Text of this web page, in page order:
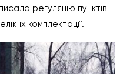
регуляцію пунктів
їх комплектації.